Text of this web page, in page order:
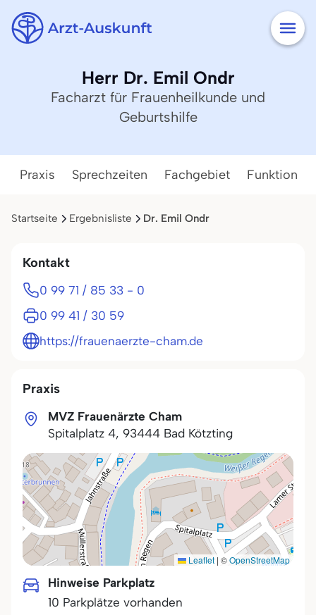
Herr Dr. Emil Ondr
Facharzt für Frauenheilkunde und
Geburtshilfe
Praxis Sprechzeiten Fachgebiet Funktion
Startseite Ergebnisliste Dr. Emil Ondr
Praxis
MVZ Frauenärzte Cham
Spitalplatz 4, 93444 Bad Kötzting
Leaflet | ©OpenStreetMap
Hinweise Parkplatz
10 Parkplätze vorhanden
Kontakt
0 99 71 / 85 33 - 0
0 99 41 / 30 59
https://frauenaerzte-cham.de